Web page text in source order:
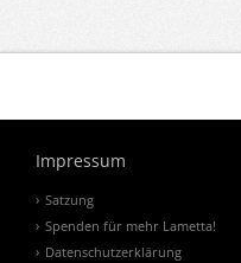
Impressum
Satzung
Spenden für mehr Lametta!
Datenschutzerklärung